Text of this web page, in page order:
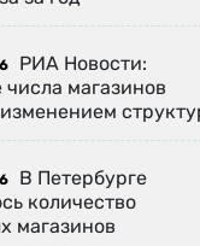
РИА Новости:
магазинов
В Петербурге
количество
магазинов